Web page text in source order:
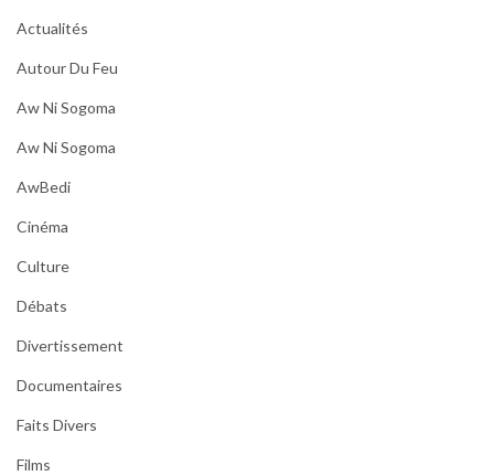
Actualités
Autour Du Feu
Aw Ni Sogoma
Aw Ni Sogoma
AwBedi
Cinéma
Culture
Débats
Divertissement
Documentaires
Faits Divers
Films